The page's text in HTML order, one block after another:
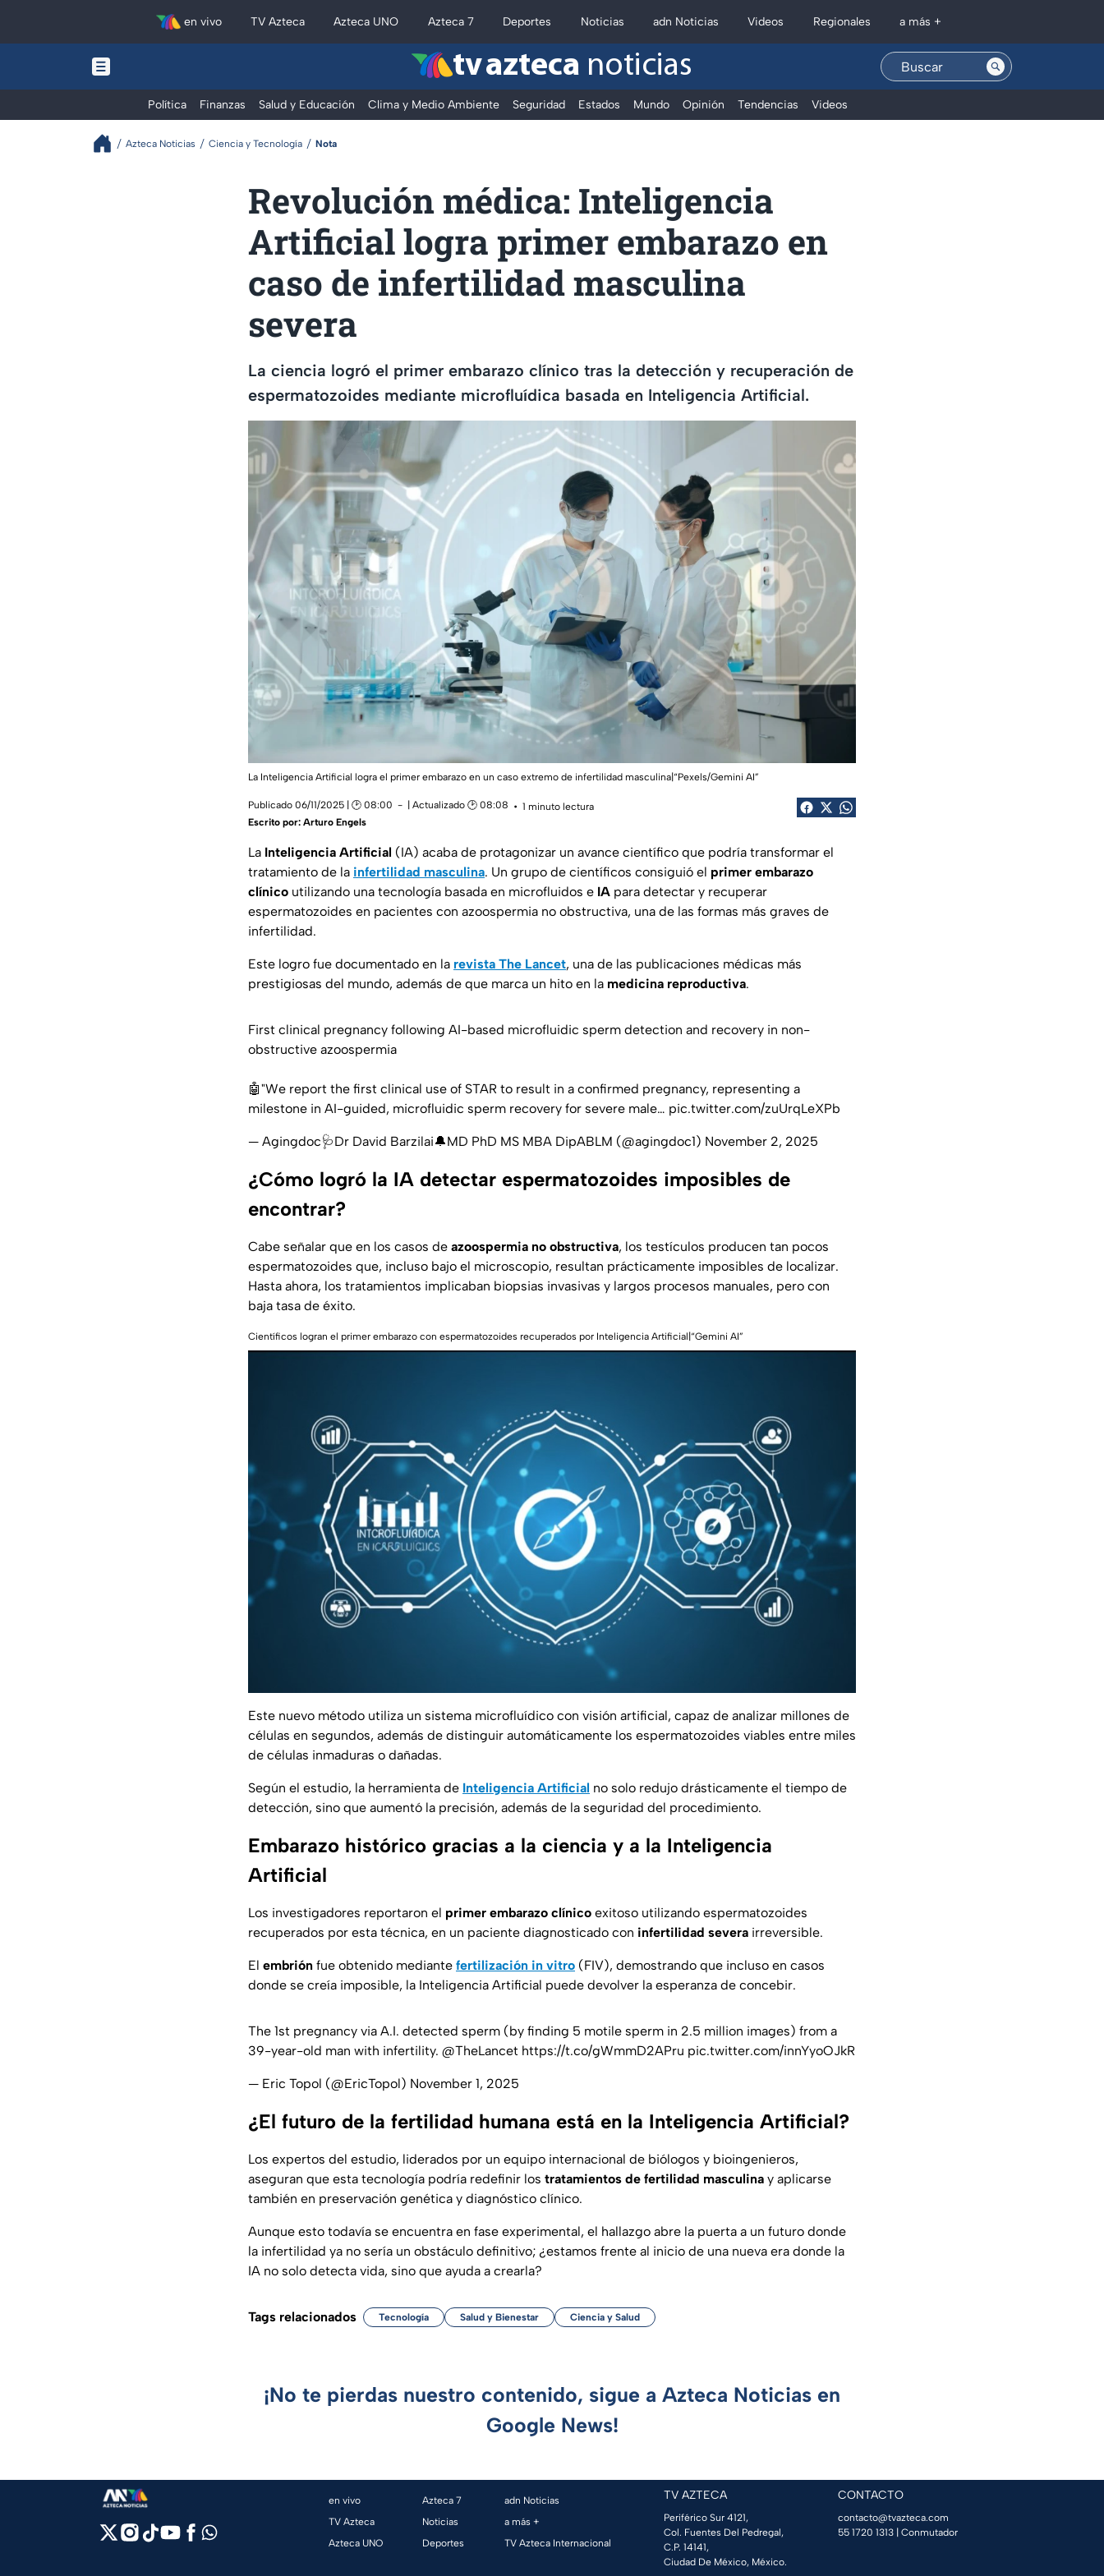
en vivo TV Azteca Azteca UNO Azteca 7 Deportes Noticias adn Noticias Videos Regionales a más +
tv azteca noticias
Política Finanzas Salud y Educación Clima y Medio Ambiente Seguridad Estados Mundo Opinión Tendencias Videos
Azteca Noticias Ciencia y Tecnología Nota
Revolución médica: Inteligencia
Artificial logra primer embarazo en
caso de infertilidad masculina
severa
La ciencia logró el primer embarazo clínico tras la detección y recuperación de
espermatozoides mediante microfluídica basada en Inteligencia Artificial.
La Inteligencia Artificial logra el primer embarazo en un caso extremo de infertilidad masculina|“Pexels/Gemini AI”
Publicado 06/11/2025 | 🕑 08:00 | Actualizado 🕑 08:08
1 minuto lectura
Escrito por: Arturo Engels
La Inteligencia Artificial (IA) acaba de protagonizar un avance científico que podría transformar el
tratamiento de la infertilidad masculina. Un grupo de científicos consiguió el primer embarazo
clínico utilizando una tecnología basada en microfluidos e IA para detectar y recuperar
espermatozoides en pacientes con azoospermia no obstructiva, una de las formas más graves de
infertilidad.
Este logro fue documentado en la revista The Lancet, una de las publicaciones médicas más
prestigiosas del mundo, además de que marca un hito en la medicina reproductiva.
First clinical pregnancy following AI-based microfluidic sperm detection and recovery in non-
obstructive azoospermia
🤖"We report the first clinical use of STAR to result in a confirmed pregnancy, representing a
milestone in AI-guided, microfluidic sperm recovery for severe male… pic.twitter.com/zuUrqLeXPb
— Agingdoc🩺Dr David Barzilai🔔MD PhD MS MBA DipABLM (@agingdoc1) November 2, 2025
¿Cómo logró la IA detectar espermatozoides imposibles de
encontrar?
Cabe señalar que en los casos de azoospermia no obstructiva, los testículos producen tan pocos
espermatozoides que, incluso bajo el microscopio, resultan prácticamente imposibles de localizar.
Hasta ahora, los tratamientos implicaban biopsias invasivas y largos procesos manuales, pero con
baja tasa de éxito.
Científicos logran el primer embarazo con espermatozoides recuperados por Inteligencia Artificial|“Gemini AI”
Este nuevo método utiliza un sistema microfluídico con visión artificial, capaz de analizar millones de
células en segundos, además de distinguir automáticamente los espermatozoides viables entre miles
de células inmaduras o dañadas.
Según el estudio, la herramienta de Inteligencia Artificial no solo redujo drásticamente el tiempo de
detección, sino que aumentó la precisión, además de la seguridad del procedimiento.
Embarazo histórico gracias a la ciencia y a la Inteligencia
Artificial
Los investigadores reportaron el primer embarazo clínico exitoso utilizando espermatozoides
recuperados por esta técnica, en un paciente diagnosticado con infertilidad severa irreversible.
El embrión fue obtenido mediante fertilización in vitro (FIV), demostrando que incluso en casos
donde se creía imposible, la Inteligencia Artificial puede devolver la esperanza de concebir.
The 1st pregnancy via A.I. detected sperm (by finding 5 motile sperm in 2.5 million images) from a
39-year-old man with infertility. @TheLancet https://t.co/gWmmD2APru pic.twitter.com/innYyoOJkR
— Eric Topol (@EricTopol) November 1, 2025
¿El futuro de la fertilidad humana está en la Inteligencia Artificial?
Los expertos del estudio, liderados por un equipo internacional de biólogos y bioingenieros,
aseguran que esta tecnología podría redefinir los tratamientos de fertilidad masculina y aplicarse
también en preservación genética y diagnóstico clínico.
Aunque esto todavía se encuentra en fase experimental, el hallazgo abre la puerta a un futuro donde
la infertilidad ya no sería un obstáculo definitivo; ¿estamos frente al inicio de una nueva era donde la
IA no solo detecta vida, sino que ayuda a crearla?
Tags relacionados Tecnología Salud y Bienestar Ciencia y Salud
¡No te pierdas nuestro contenido, sigue a Azteca Noticias en
Google News!
en vivo
TV Azteca
Azteca UNO
Azteca 7
Noticias
Deportes
adn Noticias
a más +
TV Azteca Internacional
TV AZTECA
Periférico Sur 4121,
Col. Fuentes Del Pedregal,
C.P. 14141,
Ciudad De México, México.
CONTACTO
contacto@tvazteca.com
55 1720 1313 | Conmutador